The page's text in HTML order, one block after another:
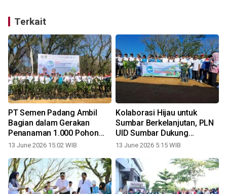
Terkait
PT Semen Padang Ambil
Bagian dalam Gerakan
Penanaman 1.000 Pohon
pada Hari Lingkungan Hidup
13 June 2026 15:02 WIB
Kolaborasi Hijau untuk
Sumbar Berkelanjutan, PLN
UID Sumbar Dukung
Gerakan Penanaman Pohon
2026
13 June 2026 5:15 WIB